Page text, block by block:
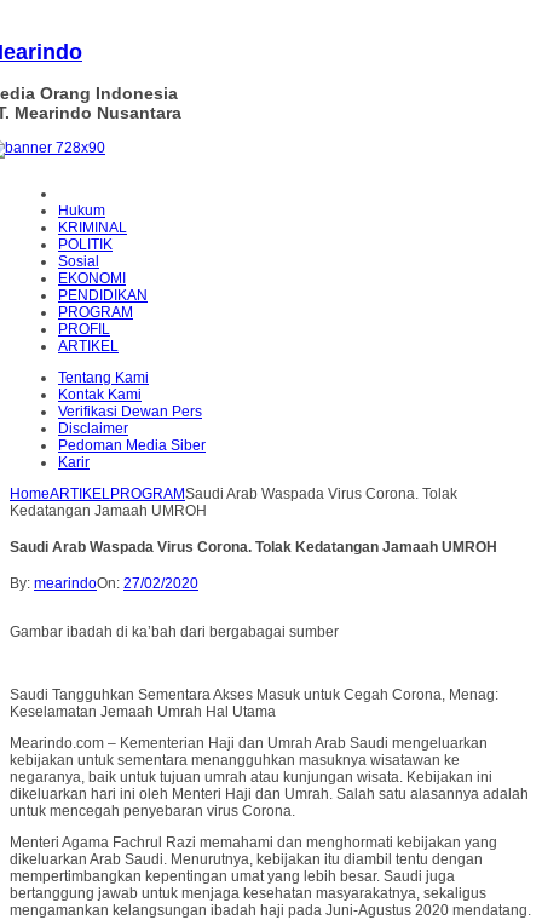
Orang Indonesia
Mearindo Nusantara
Hukum
KRIMINAL
POLITIK
Sosial
EKONOMI
PENDIDIKAN
PROGRAM
PROFIL
ARTIKEL
Tentang Kami
Kontak Kami
Verifikasi Dewan Pers
Disclaimer
Pedoman Media Siber
Karir
HomeARTIKELPROGRAMSaudi Arab Waspada Virus Corona. Tolak
Kedatangan Jamaah UMROH
Saudi Arab Waspada Virus Corona. Tolak Kedatangan Jamaah UMROH
By: mearindoOn: 27/02/2020
Gambar ibadah di ka’bah dari bergabagai sumber
Saudi Tangguhkan Sementara Akses Masuk untuk Cegah Corona, Menag:
Keselamatan Jemaah Umrah Hal Utama
Mearindo.com – Kementerian Haji dan Umrah Arab Saudi mengeluarkan
kebijakan untuk sementara menangguhkan masuknya wisatawan ke
negaranya, baik untuk tujuan umrah atau kunjungan wisata. Kebijakan ini
dikeluarkan hari ini oleh Menteri Haji dan Umrah. Salah satu alasannya adalah
untuk mencegah penyebaran virus Corona.
Menteri Agama Fachrul Razi memahami dan menghormati kebijakan yang
dikeluarkan Arab Saudi. Menurutnya, kebijakan itu diambil tentu dengan
mempertimbangkan kepentingan umat yang lebih besar. Saudi juga
bertanggung jawab untuk menjaga kesehatan masyarakatnya, sekaligus
mengamankan kelangsungan ibadah haji pada Juni-Agustus 2020 mendatang.